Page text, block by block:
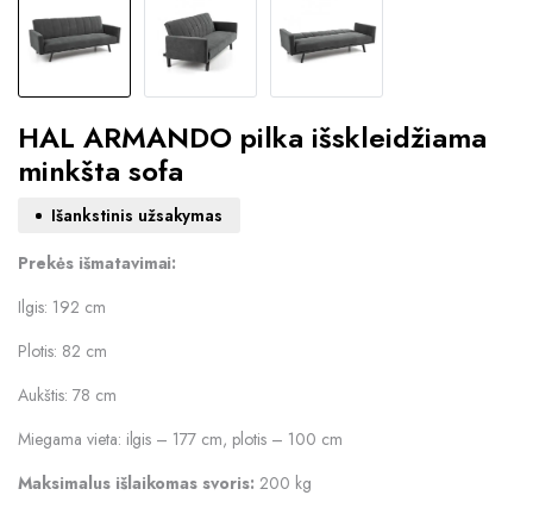
HAL ARMANDO pilka išskleidžiama
minkšta sofa
Išankstinis užsakymas
Prekės išmatavimai:
Ilgis: 192 cm
Plotis: 82 cm
Aukštis: 78 cm
Miegama vieta: ilgis – 177 cm, plotis – 100 cm
Maksimalus išlaikomas svoris: 200 kg